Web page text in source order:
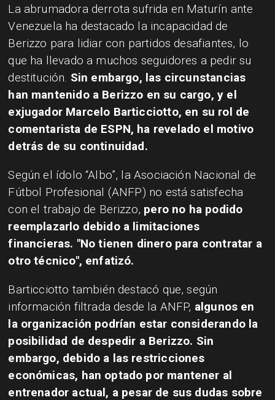
La abrumadora derrota sufrida en Maturín ante
Venezuela ha destacado la incapacidad de
Berizzo para lidiar con partidos desafiantes, lo
que ha llevado a muchos seguidores a pedir su
destitución. Sin embargo, las circunstancias
han mantenido a Berizzo en su cargo, y el
exjugador Marcelo Barticciotto, en su rol de
comentarista de ESPN, ha revelado el motivo
detrás de su continuidad.
Según el ídolo “Albo”, la Asociación Nacional de
Fútbol Profesional (ANFP) no está satisfecha
con el trabajo de Berizzo, pero no ha podido
reemplazarlo debido a limitaciones
financieras. "No tienen dinero para contratar a
otro técnico", enfatizó.
Barticciotto también destacó que, según
información filtrada desde la ANFP, algunos en
la organización podrían estar considerando la
posibilidad de despedir a Berizzo. Sin
embargo, debido a las restricciones
económicas, han optado por mantener al
entrenador actual, a pesar de sus dudas sobre